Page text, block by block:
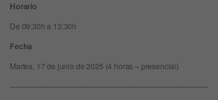
Horario
De 09:30h a 13:30h
Fecha
Martes, 17 de junio de 2025 (4 horas – presencial)